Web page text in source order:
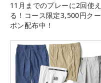
11月までのプレーに2回使え
る！コース限定3,500円クー
ポン配布中！